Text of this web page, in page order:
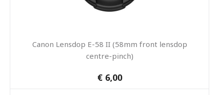
Canon Lensdop E-58 II (58mm front lensdop
centre-pinch)
€ 6,00